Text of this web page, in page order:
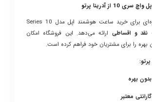
از آدرینا پرتو
آدرینا پرتو شرایط ویژه‌ای برای خرید ساعت هوشمند اپل مدل Series 10
نقد و اقساطی ارائه می‌دهد. این فروشگاه امکان
را برای مشتریان خود فراهم کرده است.
بهره
معتبر